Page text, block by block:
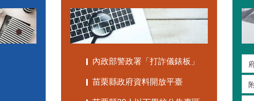
內政部警政署「打詐儀錶板」
苗栗縣政府資料開放平臺